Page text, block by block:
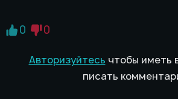
0 0
Авторизуйтесь чтобы иметь
писать